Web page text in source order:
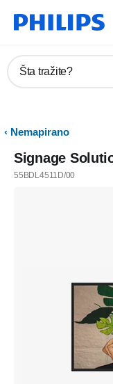
Šta tražite?
Nemapirano
Signage
55BDL4511D/00